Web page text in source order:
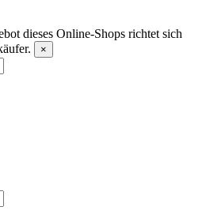
dieses Online-Shops richtet sich
×